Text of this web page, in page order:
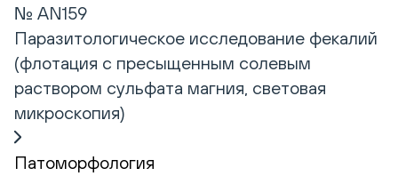
№ AN159
Паразитологическое исследование фекалий
(флотация с пресыщенным солевым
раствором сульфата магния, световая
микроскопия)
Патоморфология